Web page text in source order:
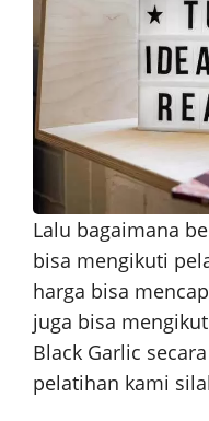
Lalu bagaimana
bisa mengikuti
harga bisa
juga bisa
Black Garlic secara
pelatihan kami